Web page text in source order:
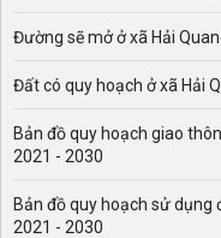
- Thông tin quy hoạch
đường.
Mục tiêu chính của
- Giúp người dân
nào sẽ được triển khai
Đường sẽ mở ở xã Hải
Đất có quy hoạch ở xã Hải
Bản đồ quy hoạch giao
2021 - 2030
Bản đồ quy hoạch sử dụng
2021 - 2030